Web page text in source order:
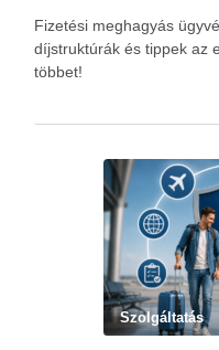
Fizetési meghagyás
díjstruktúrák és tippek az
többet!
Szolgáltatás